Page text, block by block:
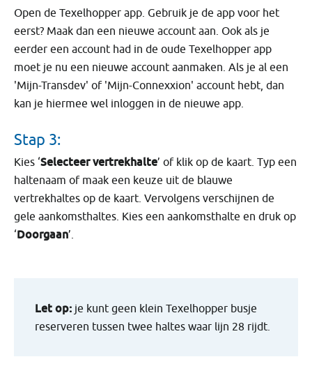
Open de Texelhopper app. Gebruik je de app voor het
eerst? Maak dan een nieuwe account aan. Ook als je
eerder een account had in de oude Texelhopper app
moet je nu een nieuwe account aanmaken. Als je al een
'Mijn-Transdev' of 'Mijn-Connexxion' account hebt, dan
kan je hiermee wel inloggen in de nieuwe app.
Stap 3:
Kies ‘Selecteer vertrekhalte’ of klik op de kaart. Typ een
haltenaam of maak een keuze uit de blauwe
vertrekhaltes op de kaart. Vervolgens verschijnen de
gele aankomsthaltes. Kies een aankomsthalte en druk op
‘Doorgaan’.
Let op: je kunt geen klein Texelhopper busje
reserveren tussen twee haltes waar lijn 28 rijdt.